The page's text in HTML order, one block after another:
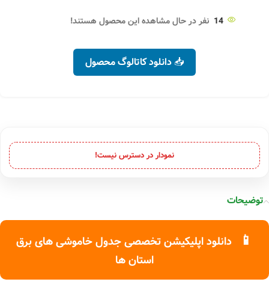
14 نفر در حال مشاهده این محصول هستند!
📥 دانلود کاتالوگ محصول
نمودار در دسترس نیست!
توضیحات
📱
دانلود اپلیکیشن تخصصی جدول خاموشی های برق
استان ها